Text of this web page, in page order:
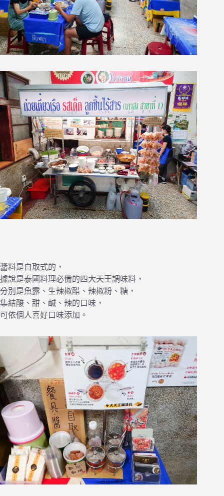
醬料是自取式的，
據說是泰國料理必備的四大天王調味料，
分別是魚露、生辣椒醋、辣椒粉、糖，
集結酸、甜、鹹、辣的口味，
可依個人喜好口味添加。